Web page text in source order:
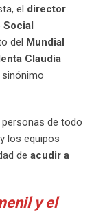
el director
Social
del Mundial
Claudia
de todo
los equipos
de acudir a
y el